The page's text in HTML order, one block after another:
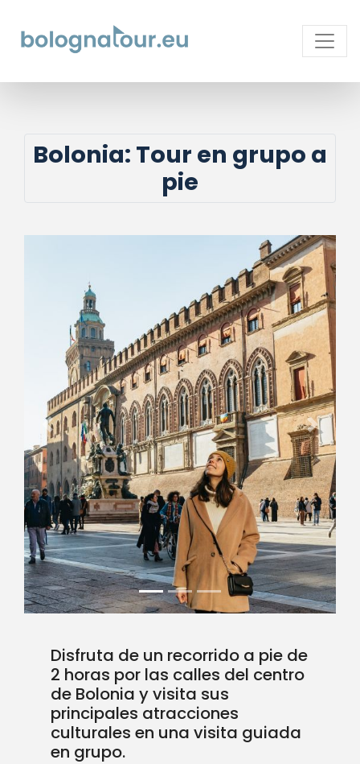
Bolonia: Tour en grupo a
pie
Previous Next
Disfruta de un recorrido a pie de
2 horas por las calles del centro
de Bolonia y visita sus
principales atracciones
culturales en una visita guiada
en grupo.